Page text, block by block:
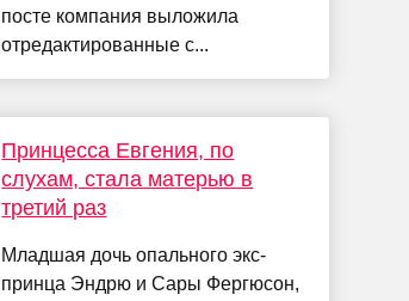
посте компания выложила
отредактированные с...
Принцесса Евгения, по
слухам, стала матерью в
третий раз
Младшая дочь опального экс-
принца Эндрю и Сары Фергюсон,